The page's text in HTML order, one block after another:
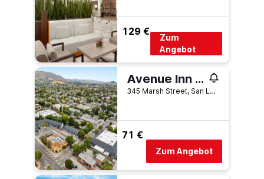
129 €
Zum
Angebot
Avenue Inn Downtown San Luis Obispo
345 Marsh Street, San Luis Obispo, CA, USA
71 €
Zum Angebot